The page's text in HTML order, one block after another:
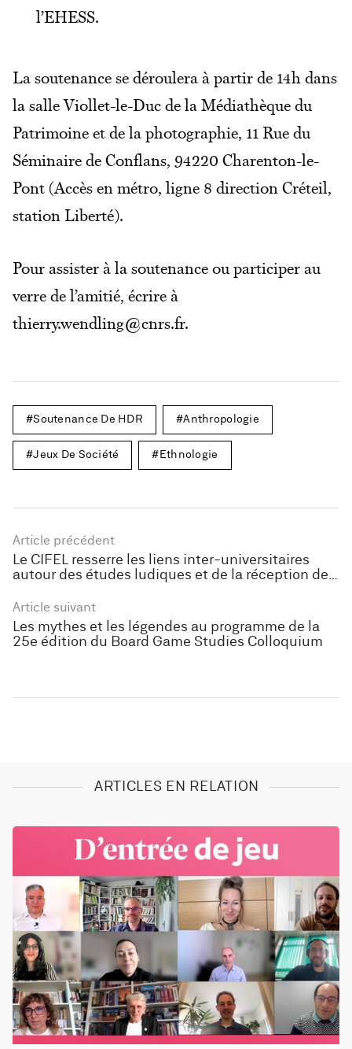
l’EHESS.
La soutenance se déroulera à partir de 14h dans
la salle Viollet-le-Duc de la Médiathèque du
Patrimoine et de la photographie, 11 Rue du
Séminaire de Conflans, 94220 Charenton-le-
Pont (Accès en métro, ligne 8 direction Créteil,
station Liberté).
Pour assister à la soutenance ou participer au
verre de l’amitié, écrire à
thierry.wendling@cnrs.fr.
Soutenance De HDR Anthropologie
Jeux De Société Ethnologie
Article précédent
Le CIFEL resserre les liens inter-universitaires
autour des études ludiques et de la réception des
Article suivant
Les mythes et les légendes au programme de la
25e édition du Board Game Studies Colloquium
ARTICLES EN RELATION